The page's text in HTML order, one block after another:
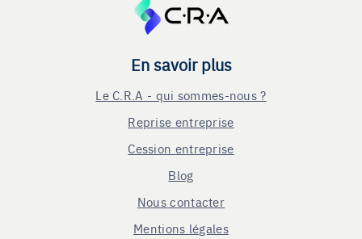
En savoir plus
Le C.R.A - qui sommes-nous ?
Reprise entreprise
Cession entreprise
Blog
Nous contacter
Mentions légales